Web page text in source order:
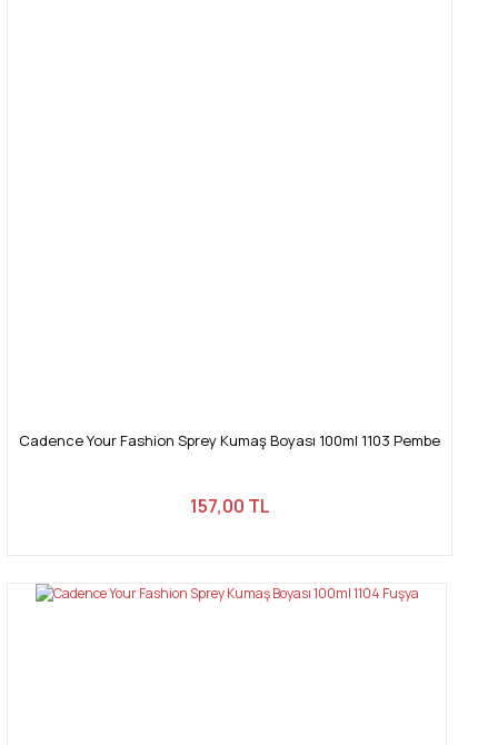
Cadence Your Fashion Sprey Kumaş Boyası 100ml 1103 Pembe
157,00 TL